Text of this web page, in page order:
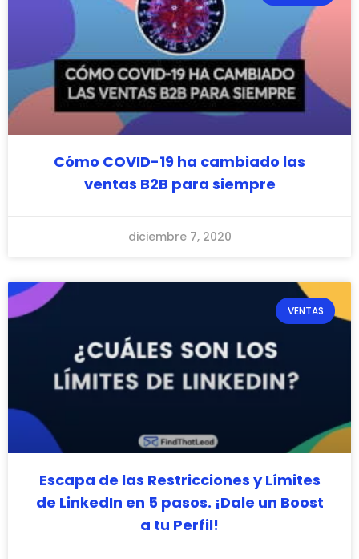
Cómo COVID-19 ha cambiado las
ventas B2B para siempre
diciembre 7, 2020
VENTAS
Escapa de las Restricciones y Límites
de LinkedIn en 5 pasos. ¡Dale un Boost
a tu Perfil!